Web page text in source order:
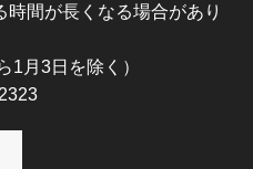
間が長くなる場合があり
1月3日を除く）